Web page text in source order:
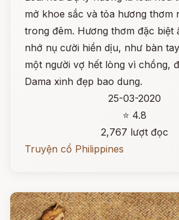
mở khoe sắc và tỏa hương thơm
trong đêm. Hương thơm đặc biệt
nhớ nụ cười hiền dịu, như bàn
một người vợ hết lòng vì chồng,
Dama xinh đẹp bao dung.
25-03-2020
⭐ 4.8
2,767 lượt đọc
Truyện cổ Philippines